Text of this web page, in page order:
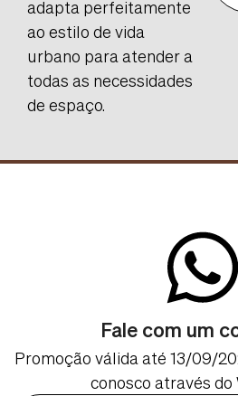
adapta perfeitamente
ao estilo de vida
urbano para atender a
todas as necessidades
de espaço.
Fale com um
Promoção válida até 13/09/
conosco através do